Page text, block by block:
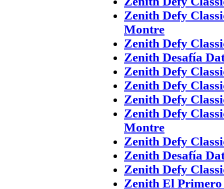
Zenith Defy
Montre
Zenith Defy
Zenith Desafía
Zenith Defy
Zenith Defy
Zenith Defy
Zenith Defy
Montre
Zenith Defy
Zenith Desafía
Zenith Defy
Zenith El